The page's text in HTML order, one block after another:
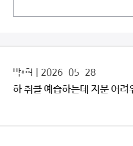
박*혁 | 2026-05-28
하 취클 예습하는데 지문 어